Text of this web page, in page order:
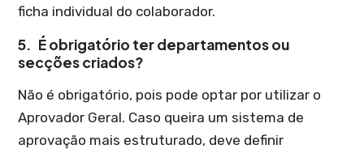
ficha individual do colaborador.
5. É obrigatório ter departamentos ou
secções criados?
Não é obrigatório, pois pode optar por utilizar o
Aprovador Geral. Caso queira um sistema de
aprovação mais estruturado, deve definir